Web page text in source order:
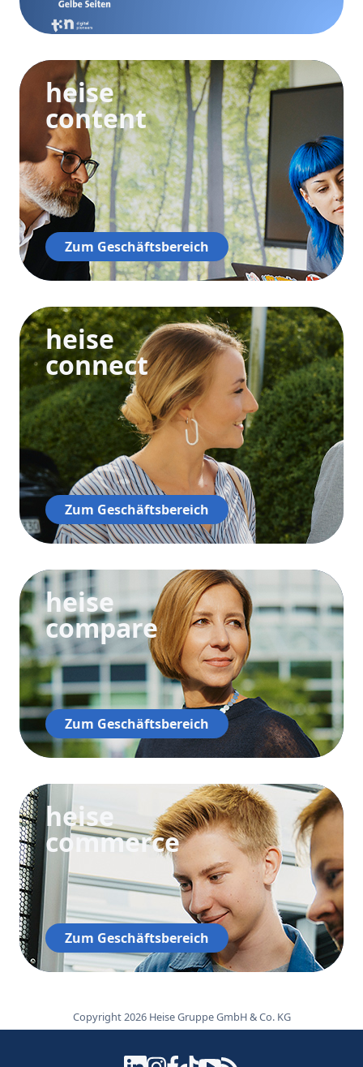
heise
content
Zum Geschäftsbereich
heise
connect
Zum Geschäftsbereich
heise
compare
Zum Geschäftsbereich
heise
commerce
Zum Geschäftsbereich
Copyright 2026 Heise Gruppe GmbH & Co. KG